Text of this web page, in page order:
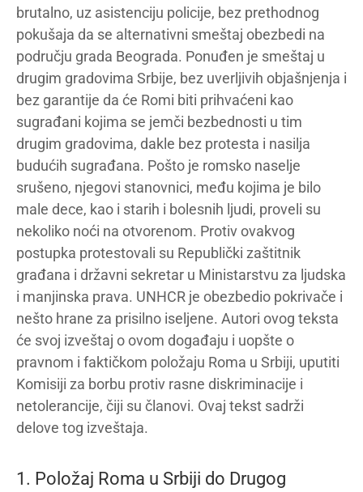
brutalno, uz asistenciju policije, bez prethodnog
pokušaja da se alternativni smeštaj obezbedi na
području grada Beograda. Ponuđen je smeštaj u
drugim gradovima Srbije, bez uverljivih objašnjenja i
bez garantije da će Romi biti prihvaćeni kao
sugrađani kojima se jemči bezbednosti u tim
drugim gradovima, dakle bez protesta i nasilja
budućih sugrađana. Pošto je romsko naselje
srušeno, njegovi stanovnici, među kojima je bilo
male dece, kao i starih i bolesnih ljudi, proveli su
nekoliko noći na otvorenom. Protiv ovakvog
postupka protestovali su Republički zaštitnik
građana i državni sekretar u Ministarstvu za ljudska
i manjinska prava. UNHCR je obezbedio pokrivače i
nešto hrane za prisilno iseljene. Autori ovog teksta
će svoj izveštaj o ovom događaju i uopšte o
pravnom i faktičkom položaju Roma u Srbiji, uputiti
Komisiji za borbu protiv rasne diskriminacije i
netolerancije, čiji su članovi. Ovaj tekst sadrži
delove tog izveštaja.
1. Položaj Roma u Srbiji do Drugog